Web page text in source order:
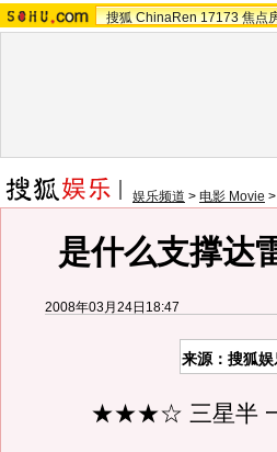
搜狐 ChinaRen 17173 焦点
娱乐频道 > 电影 Movie >
是什么支撑达
2008年03月24日18:47
来源：搜狐
★★★☆ 三星半 一